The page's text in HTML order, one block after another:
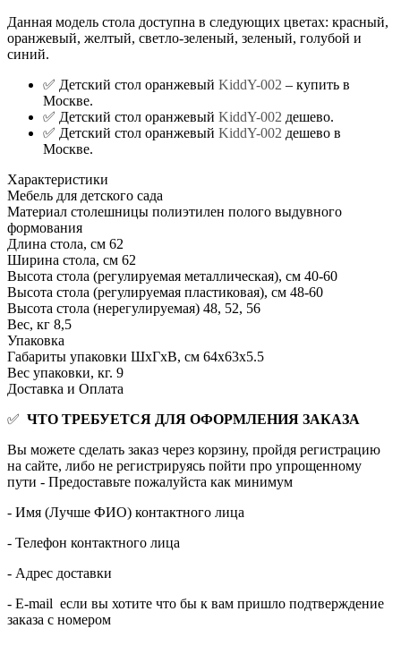
Данная модель стола доступна в следующих цветах: красный,
оранжевый, желтый, светло-зеленый, зеленый, голубой и
синий.
✅ Детский стол оранжевый KiddY-002 – купить в
Москве.
✅ Детский стол оранжевый KiddY-002 дешево.
✅ Детский стол оранжевый KiddY-002 дешево в
Москве.
Характеристики
Мебель для детского сада
Материал столешницы полиэтилен полого выдувного
формования
Длина стола, см 62
Ширина стола, см 62
Высота стола (регулируемая металлическая), см 40-60
Высота стола (регулируемая пластиковая), см 48-60
Высота стола (нерегулируемая) 48, 52, 56
Вес, кг 8,5
Упаковка
Габариты упаковки ШхГхВ, см 64x63x5.5
Вес упаковки, кг. 9
Доставка и Оплата
✅ ЧТО ТРЕБУЕТСЯ ДЛЯ ОФОРМЛЕНИЯ ЗАКАЗА
Вы можете сделать заказ через корзину, пройдя регистрацию
на сайте, либо не регистрируясь пойти про упрощенному
пути - Предоставьте пожалуйста как минимум
- Имя (Лучше ФИО) контактного лица
- Телефон контактного лица
- Адрес доставки
- E-mail если вы хотите что бы к вам пришло подтверждение
заказа с номером